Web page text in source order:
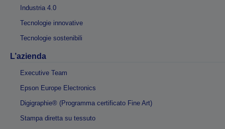
Industria 4.0
Tecnologie innovative
Tecnologie sostenibili
L’azienda
Executive Team
Epson Europe Electronics
Digigraphie® (Programma certificato Fine Art)
Stampa diretta su tessuto